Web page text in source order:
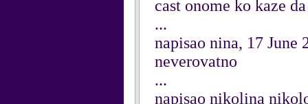
cast onome ko kaze
...
napisao nina, 17 June
neverovatno
...
napisao nikolina